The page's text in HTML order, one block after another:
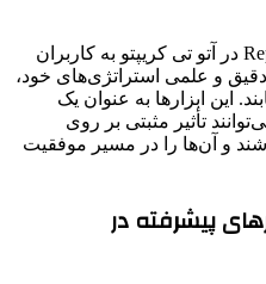
در نهایت، امکانات بک تست و Replay در آتو تی کریپتو به کاربران
دقیق و علمی استراتژی‌های خود،
این ابزارها به عنوان یک
تأثیر مثبتی بر روی
و آن‌ها را در مسیر موفقیت
پیشرفته در